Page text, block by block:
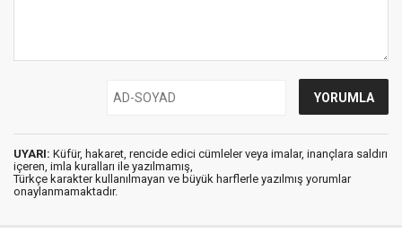
UYARI: Küfür, hakaret, rencide edici cümleler veya imalar, inançlara saldırı
içeren, imla kuralları ile yazılmamış,
Türkçe karakter kullanılmayan ve büyük harflerle yazılmış yorumlar
onaylanmamaktadır.